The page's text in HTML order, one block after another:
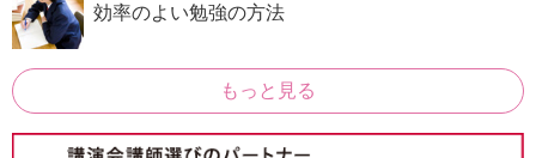
効率のよい勉強の方法
もっと見る